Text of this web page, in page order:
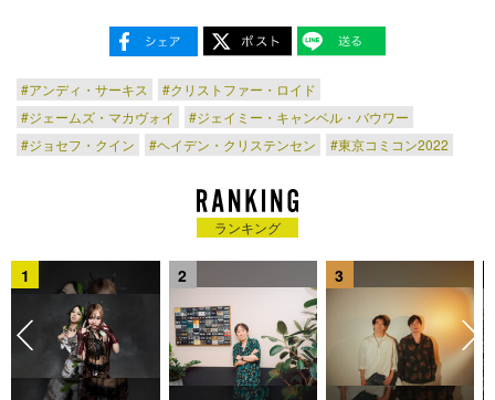
#アンディ・サーキス
#クリストファー・ロイド
#ジェームズ・マカヴォイ
#ジェイミー・キャンベル・バウワー
#ジョセフ・クイン
#ヘイデン・クリステンセン #東京コミコン2022
ランキング
1 2 3